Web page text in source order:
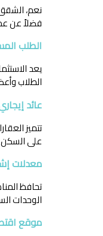
نعم،
فضلاً عن
الطلب
يعد
الطلاب
عائد
تتميز
على السكن
معدلات
تحافظ
الوحدات
موقع